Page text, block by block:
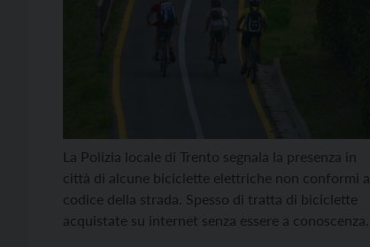
La Polizia locale di Trento segnala la presenza in
città di alcune biciclette elettriche non conformi al
codice della strada. Spesso di tratta di biciclette
acquistate su internet senza essere a conoscenza